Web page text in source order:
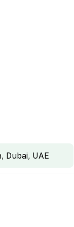
Dubai, UAE